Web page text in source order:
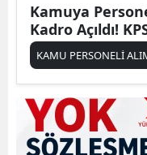
Kamuya Personel
Kadro Açıldı!
KAMU PERSONELİ